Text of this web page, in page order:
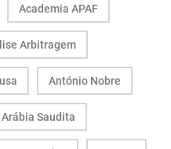
Academia APAF
Arbitragem
António Nobre
Arábia Saudita